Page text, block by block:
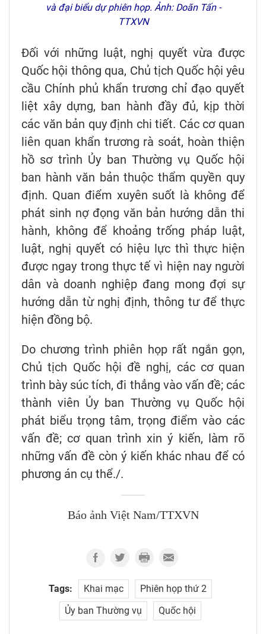
và đại biểu dự phiên họp. Ảnh: Doãn Tấn -
TTXVN
Đối với những luật, nghị quyết vừa được
Quốc hội thông qua, Chủ tịch Quốc hội yêu
cầu Chính phủ khẩn trương chỉ đạo quyết
liệt xây dựng, ban hành đầy đủ, kịp thời
các văn bản quy định chi tiết. Các cơ quan
liên quan khẩn trương rà soát, hoàn thiện
hồ sơ trình Ủy ban Thường vụ Quốc hội
ban hành văn bản thuộc thẩm quyền quy
định. Quan điểm xuyên suốt là không để
phát sinh nợ đọng văn bản hướng dẫn thi
hành, không để khoảng trống pháp luật,
luật, nghị quyết có hiệu lực thì thực hiện
được ngay trong thực tế vì hiện nay người
dân và doanh nghiệp đang mong đợi sự
hướng dẫn từ nghị định, thông tư để thực
hiện đồng bộ.
Do chương trình phiên họp rất ngắn gọn,
Chủ tịch Quốc hội đề nghị, các cơ quan
trình bày súc tích, đi thẳng vào vấn đề; các
thành viên Ủy ban Thường vụ Quốc hội
phát biểu trọng tâm, trọng điểm vào các
vấn đề; cơ quan trình xin ý kiến, làm rõ
những vấn đề còn ý kiến khác nhau để có
phương án cụ thể./.
Báo ảnh Việt Nam/TTXVN
Tags: Khai mạc
Phiên họp thứ 2
Ủy ban Thường vụ
Quốc hội